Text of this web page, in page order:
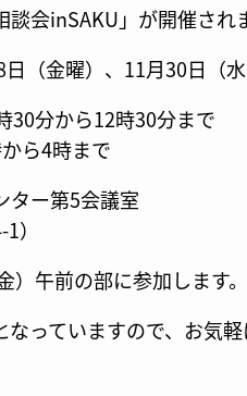
談会inSAKU」 が開催され
（金曜）、11月30日（水
30分から12時30分まで
ら4時まで
ター第5会議室
）
午前の部に参加します。
っていますので、お気軽